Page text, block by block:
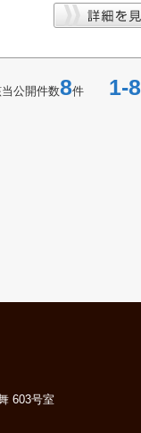
公開件数8件 1-8
603号室